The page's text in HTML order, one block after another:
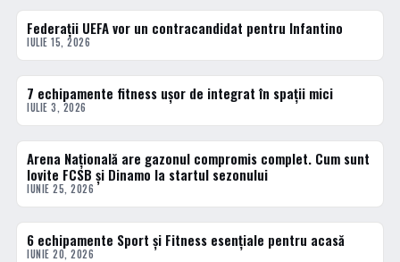
ACTUALE
Federații UEFA vor un contracandidat pentru Infantino
IULIE 15, 2026
ACTUALE
7 echipamente fitness ușor de integrat în spații mici
IULIE 3, 2026
ACTUALE
Arena Națională are gazonul compromis complet. Cum sunt
lovite FCSB și Dinamo la startul sezonului
IUNIE 25, 2026
ACTUALE
6 echipamente Sport și Fitness esențiale pentru acasă
IUNIE 20, 2026